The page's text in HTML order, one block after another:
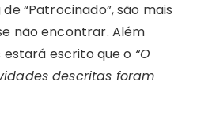
“Patrocinado”, são mais
não encontrar. Além
estará escrito que o “O
descritas foram